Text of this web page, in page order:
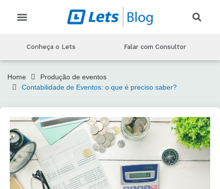
Conheça o Lets Falar com Consultor
Home
Produção de eventos
Contabilidade de Eventos: o que é preciso saber?